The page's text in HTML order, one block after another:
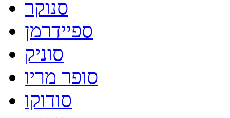
סנוקר
ספיידרמן
סוניק
סופר מריו
סודוקו